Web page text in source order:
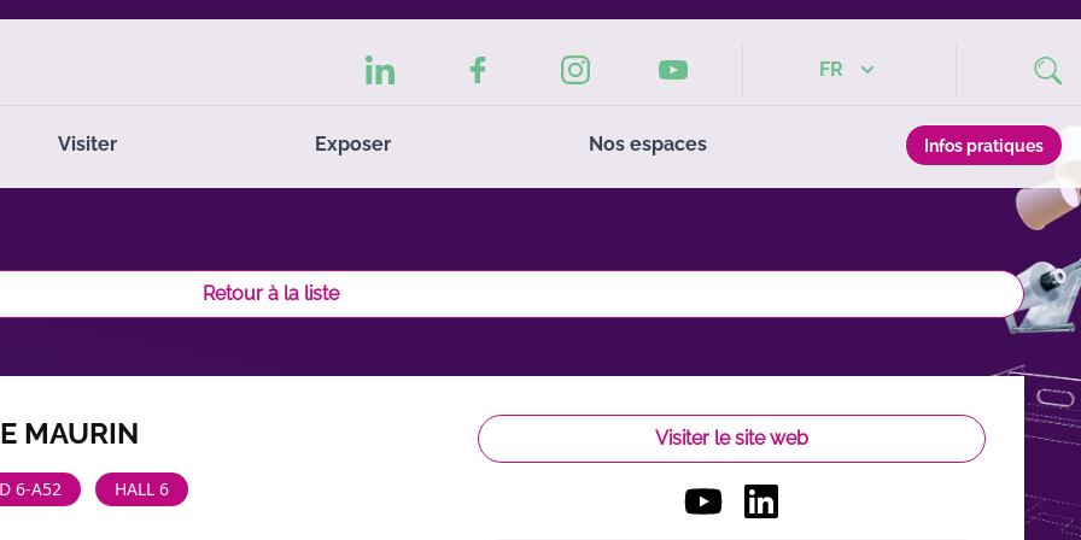
Visiter Exposer Nos espaces Infos pratiques
FR
Retour à la liste
MAURIN
6-A52 HALL 6
Visiter le site web